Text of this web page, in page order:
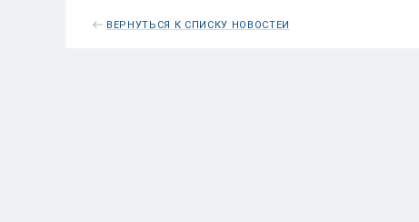
ВЕРНУТЬСЯ К СПИСКУ НОВОСТЕЙ